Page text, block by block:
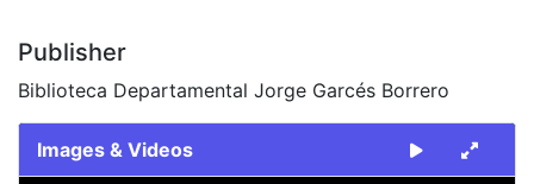
Publisher
Biblioteca Departamental Jorge Garcés Borrero
Images & Videos